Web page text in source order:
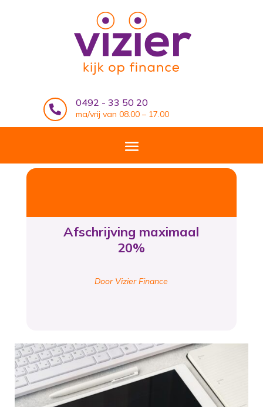

0492 - 33 50 20
ma/vrij van 08.00 – 17.00
Afschrijving maximaal
20%
Door Vizier Finance